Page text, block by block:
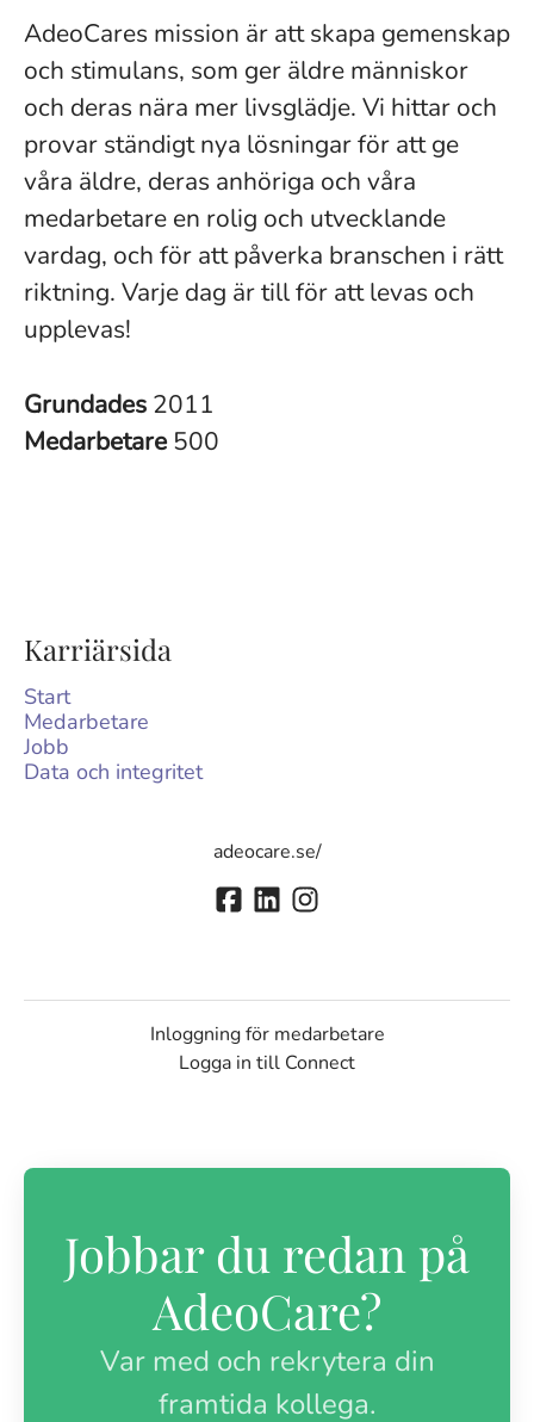
AdeoCares mission är att skapa gemenskap
och stimulans, som ger äldre människor
och deras nära mer livsglädje. Vi hittar och
provar ständigt nya lösningar för att ge
våra äldre, deras anhöriga och våra
medarbetare en rolig och utvecklande
vardag, och för att påverka branschen i rätt
riktning. Varje dag är till för att levas och
upplevas!
Grundades 2011
Medarbetare500
Karriärsida
Start
Medarbetare
Jobb
Data och integritet
adeocare.se/
Inloggning för medarbetare
Logga in till Connect
Jobbar du redan på
AdeoCare?
Var med och rekrytera din
framtida kollega.